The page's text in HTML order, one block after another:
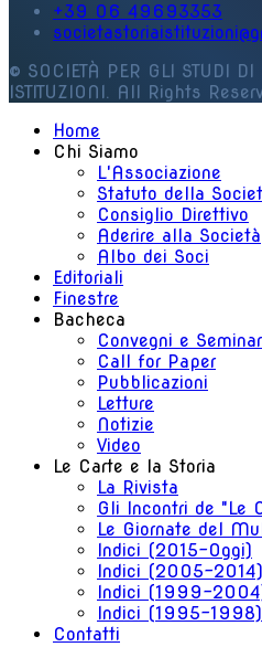
+39 06 49693353
© SOCIETÀ PER GLI STUDI DI
ISTITUZIONI. All Rights
Home
Chi Siamo
L'Associazione
Statuto della
Consiglio Direttivo
Aderire alla Società
Albo dei Soci
Editoriali
Finestre
Bacheca
Convegni e
Call for Paper
Pubblicazioni
Letture
Notizie
Video
Le Carte e la Storia
La Rivista
Gli Incontri de "Le
Le Giornate del
Indici (2015-Oggi)
Indici (2005-2014)
Indici (1999-
Indici (1995-1998)
Contatti